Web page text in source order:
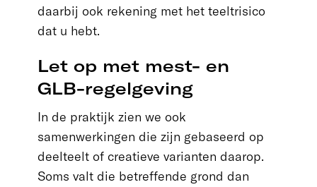
daarbij ook rekening met het teeltrisico
dat u hebt.
Let op met mest- en
GLB-regelgeving
In de praktijk zien we ook
samenwerkingen die zijn gebaseerd op
deelteelt of creatieve varianten daarop.
Soms valt die betreffende grond dan